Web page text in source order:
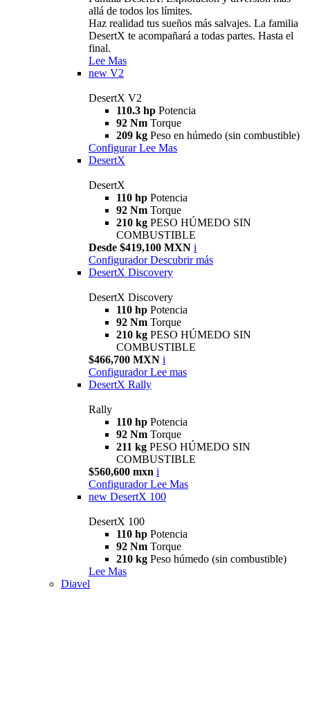
allá de todos los límites.
Haz realidad tus sueños más salvajes. La familia
DesertX te acompañará a todas partes. Hasta el
final.
Lee Mas
new V2
DesertX V2
110.3 hp Potencia
92 Nm Torque
209 kg Peso en húmedo (sin combustible)
Configurar Lee Mas
DesertX
DesertX
110 hp Potencia
92 Nm Torque
210 kg PESO HÚMEDO SIN
COMBUSTIBLE
Desde $419,100 MXN i
Configurador Descubrir más
DesertX Discovery
DesertX Discovery
110 hp Potencia
92 Nm Torque
210 kg PESO HÚMEDO SIN
COMBUSTIBLE
$466,700 MXN i
Configurador Lee mas
DesertX Rally
Rally
110 hp Potencia
92 Nm Torque
211 kg PESO HÚMEDO SIN
COMBUSTIBLE
$560,600 mxn i
Configurador Lee Mas
new DesertX 100
DesertX 100
110 hp Potencia
92 Nm Torque
210 kg Peso húmedo (sin combustible)
Lee Mas
Diavel